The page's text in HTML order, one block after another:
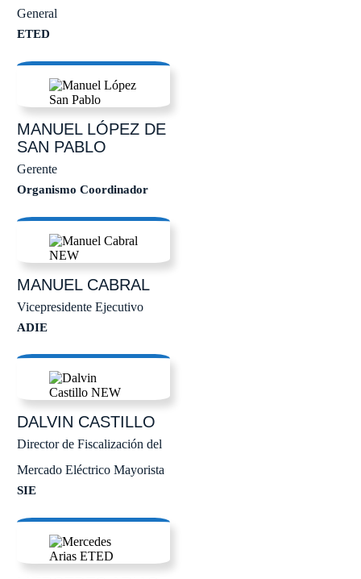
General
ETED
MANUELLÓPEZ DE
SAN PABLO
Gerente
Organismo Coordinador
MANUELCABRAL
Vicepresidente Ejecutivo
ADIE
DALVIN CASTILLO
Director de Fiscalización del
Mercado Eléctrico Mayorista
SIE